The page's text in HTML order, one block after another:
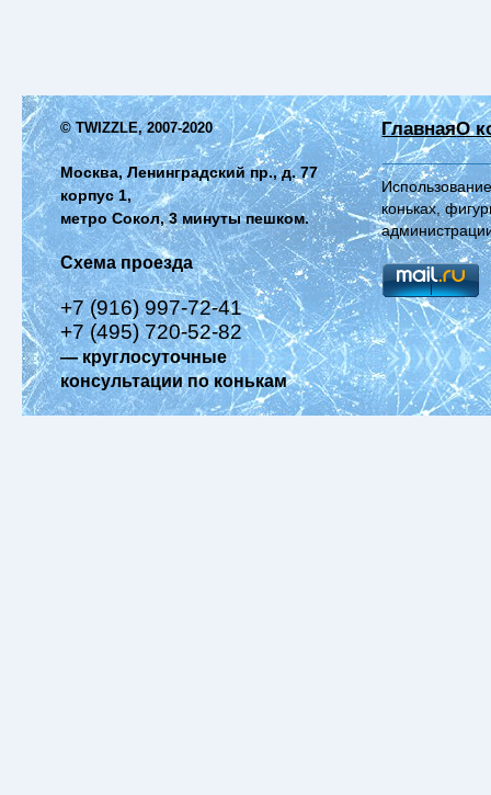
© TWIZZLE, 2007-2020
Москва, Ленинградский пр., д. 77
корпус 1,
метро Сокол, 3 минуты пешком.
Схема проезда
+7 (916) 997-72-41
+7 (495) 720-52-82
— круглосуточные
консультации по конькам
ГлавнаяО
коньках,